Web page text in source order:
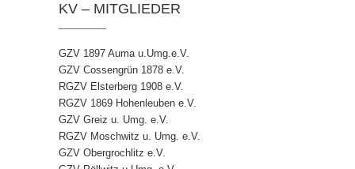
KV – MITGLIEDER
GZV 1897 Auma u.Umg.e.V.
GZV Cossengrün 1878 e.V.
RGZV Elsterberg 1908 e.V.
RGZV 1869 Hohenleuben e.V.
GZV Greiz u. Umg. e.V.
RGZV Moschwitz u. Umg. e.V.
GZV Obergrochlitz e.V.